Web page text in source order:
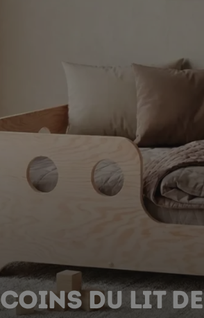
DU LIT